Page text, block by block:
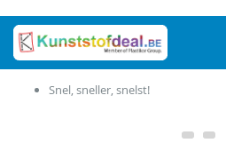
Ga
naar
inhoud